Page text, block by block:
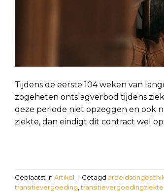
Tijdens de eerste 104 weken van
zogeheten ontslagverbod tijdens
deze periode niet opzeggen en ook
ziekte, dan eindigt dit contract wel op
Geplaatst in Artikel Getagd
transitievergoeding,transitievergoedingziekte